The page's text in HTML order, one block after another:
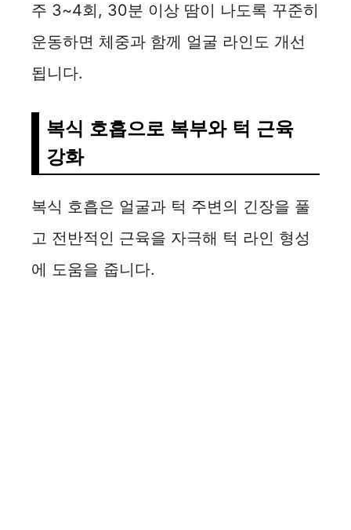
주 3~4회, 30분 이상 땀이 나도록 꾸준히
운동하면 체중과 함께 얼굴 라인도 개선
됩니다.
복식 호흡으로 복부와 턱 근육
강화
복식 호흡은 얼굴과 턱 주변의 긴장을 풀
고 전반적인 근육을 자극해 턱 라인 형성
에 도움을 줍니다.